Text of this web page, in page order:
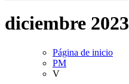
diciembre 2023
Página de inicio
PM
V